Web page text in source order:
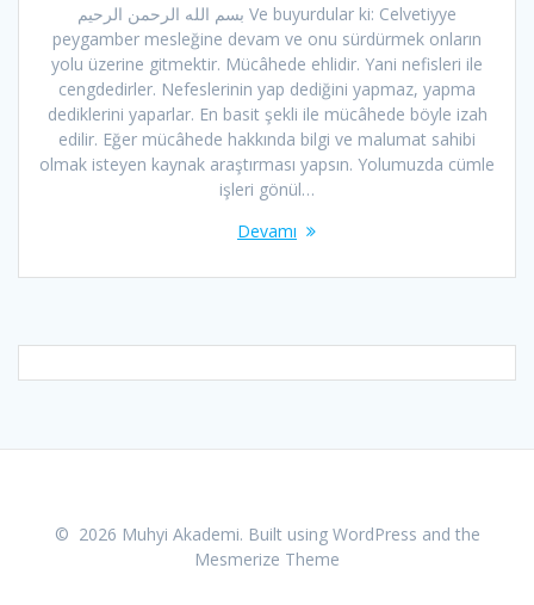
بسم الله الرحمن الرحیم Ve buyurdular ki: Celvetiyye
peygamber mesleğine devam ve onu sürdürmek onların
yolu üzerine gitmektir. Mücâhede ehlidir. Yani nefisleri ile
cengdedirler. Nefeslerinin yap dediğini yapmaz, yapma
dediklerini yaparlar. En basit şekli ile mücâhede böyle izah
edilir. Eğer mücâhede hakkında bilgi ve malumat sahibi
olmak isteyen kaynak araştırması yapsın. Yolumuzda cümle
işleri gönül…
Devamı
© 2026 Muhyi Akademi. Built using WordPress and the
Mesmerize Theme